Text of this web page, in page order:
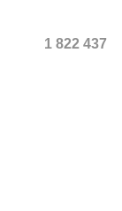
1 822 437